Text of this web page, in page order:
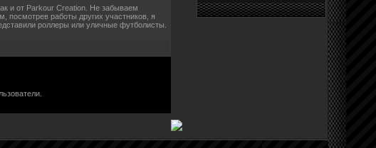
и от Parkour Creation. Не забываем
посмотрев работы других участников, я
роллеры или уличные футболисты.